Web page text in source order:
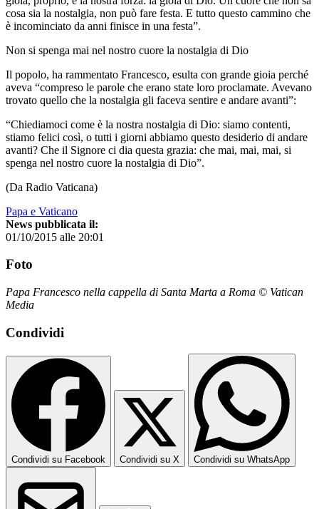
cosa sia la nostalgia, non può fare festa. E tutto questo cammino che
è incominciato da anni finisce in una festa”.
Non si spenga mai nel nostro cuore la nostalgia di Dio
Il popolo, ha rammentato Francesco, esulta con grande gioia perché
aveva “compreso le parole che erano state loro proclamate. Avevano
trovato quello che la nostalgia gli faceva sentire e andare avanti”:
“Chiediamoci come è la nostra nostalgia di Dio: siamo contenti,
stiamo felici così, o tutti i giorni abbiamo questo desiderio di andare
avanti? Che il Signore ci dia questa grazia: che mai, mai, mai, si
spenga nel nostro cuore la nostalgia di Dio”.
(Da Radio Vaticana)
Papa e Vaticano
News pubblicata il:
01/10/2015 alle 20:01
Foto
Papa Francesco nella cappella di Santa Marta a Roma © Vatican
Media
Condividi
Condividi su Facebook Condividi su X Condividi su WhatsApp